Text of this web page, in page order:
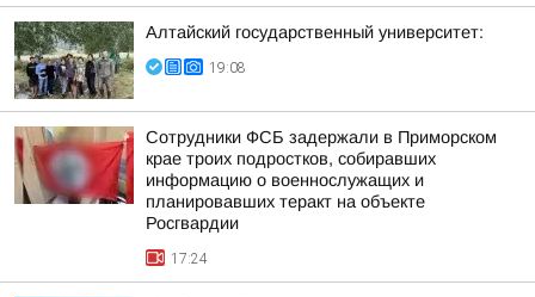
Алтайский государственный университет:
19:08
Сотрудники ФСБ задержали в Приморском
крае троих подростков, собиравших
информацию о военнослужащих и
планировавших теракт на объекте
Росгвардии
17:24